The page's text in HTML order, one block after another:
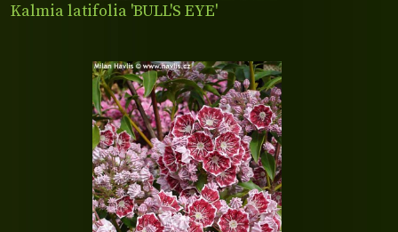
Kalmia latifolia 'BULL'S EYE'